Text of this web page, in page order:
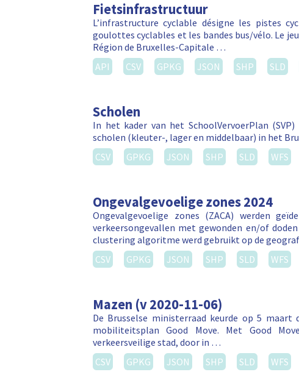
Fietsinfrastructuur
L’infrastructure cyclable désigne les pistes
goulottes cyclables et les bandes bus/vélo. Le
Région de Bruxelles-Capitale …
API
CSV GPKG JSON SHP SLD
Scholen
In het kader van het SchoolVervoerPlan
scholen (kleuter-, lager en middelbaar) in het
CSV
GPKG JSON SHP SLD WFS
Ongevalgevoelige zones 2024
Ongevalgevoelige zones (ZACA) werden
verkeersongevallen met gewonden en/of
clustering algoritme werd gebruikt op de
CSV
GPKG JSON SHP SLD WFS
Mazen (v 2020-11-06)
De Brusselse ministerraad keurde op 5
mobiliteitsplan Good Move. Met Good
verkeersveilige stad, door in …
CSV
GPKG JSON SHP SLD WFS